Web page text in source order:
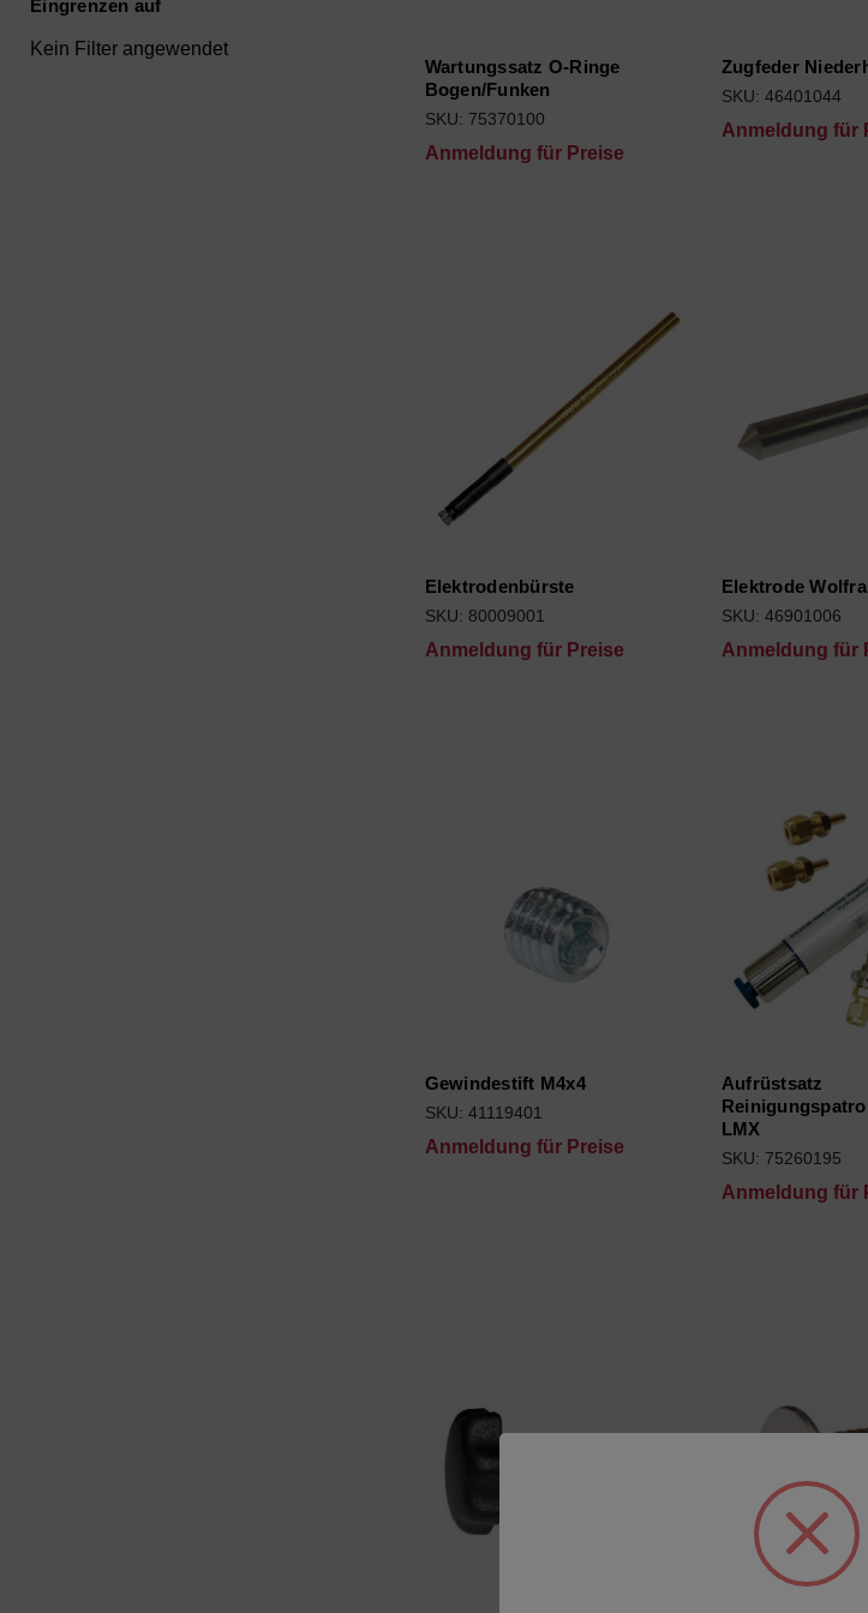
Eingrenzen auf
Kein Filter angewendet
Wartungssatz O-Ringe
Bogen/Funken
SKU: 75370100
Anmeldung für Preise
Zugfeder
SKU: 46401044
Anmeldung für
Elektrodenbürste
SKU: 80009001
Anmeldung für Preise
Elektrode
SKU: 46901006
Anmeldung für
Gewindestift M4x4
SKU: 41119401
Anmeldung für Preise
Aufrüstsatz
LMX
SKU: 75260195
Anmeldung für